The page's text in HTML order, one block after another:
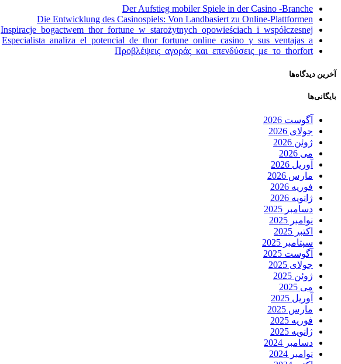
Der Aufstieg mobiler Spiele in der Casino -Branche
Die Entwicklung des Casinospiels: Von Landbasiert zu Online-Plattformen
Inspiracje_bogactwem_thor_fortune_w_starożytnych_opowieściach_i_współczesnej
Especialista_analiza_el_potencial_de_thor_fortune_online_casino_y_sus_ventajas_a
Προβλέψεις_αγοράς_και_επενδύσεις_με_το_thorfort
آخرین دیدگاه‌ها
بایگانی‌ها
آگوست 2026
جولای 2026
ژوئن 2026
می 2026
آوریل 2026
مارس 2026
فوریه 2026
ژانویه 2026
دسامبر 2025
نوامبر 2025
اکتبر 2025
سپتامبر 2025
آگوست 2025
جولای 2025
ژوئن 2025
می 2025
آوریل 2025
مارس 2025
فوریه 2025
ژانویه 2025
دسامبر 2024
نوامبر 2024